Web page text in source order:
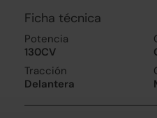
Ficha técnica
Potencia
130CV
Tracción
Delantera